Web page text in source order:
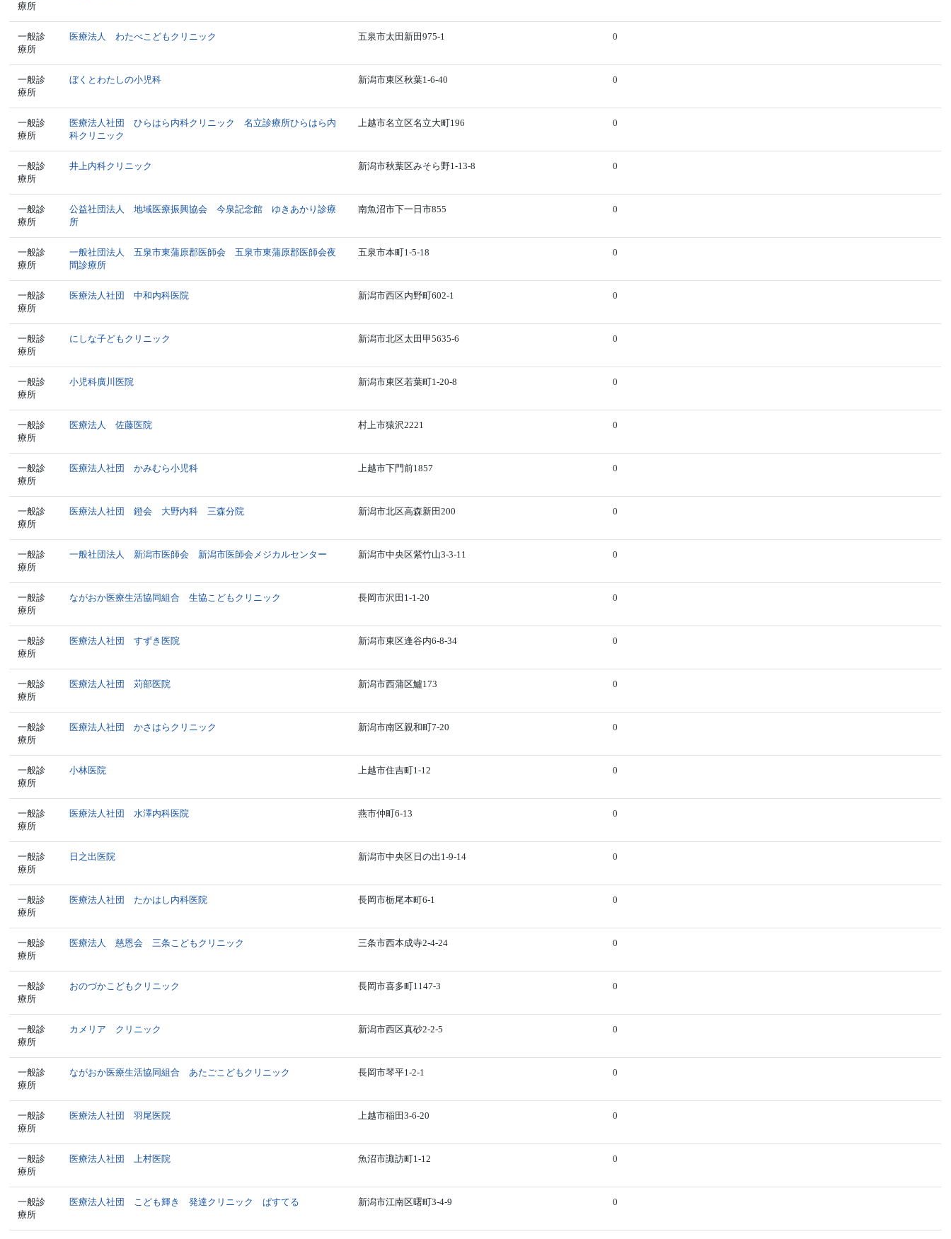
療所
一般診
療所
医療法人 わたべこどもクリニック 五泉市太田新田975-1 0
一般診
療所
ぼくとわたしの小児科 新潟市東区秋葉1-6-40 0
一般診
療所
医療法人社団 ひらはら内科クリニック 名立診療所ひらはら内
科クリニック
上越市名立区名立大町196 0
一般診
療所
井上内科クリニック 新潟市秋葉区みそら野1-13-8 0
一般診
療所
公益社団法人 地域医療振興協会 今泉記念館 ゆきあかり診療
所
南魚沼市下一日市855 0
一般診
療所
一般社団法人 五泉市東蒲原郡医師会 五泉市東蒲原郡医師会夜
間診療所
五泉市本町1-5-18 0
一般診
療所
医療法人社団 中和内科医院 新潟市西区内野町602-1 0
一般診
療所
にしな子どもクリニック 新潟市北区太田甲5635-6 0
一般診
療所
小児科廣川医院 新潟市東区若葉町1-20-8 0
一般診
療所
医療法人 佐藤医院 村上市猿沢2221 0
一般診
療所
医療法人社団 かみむら小児科 上越市下門前1857 0
一般診
療所
医療法人社団 鐙会 大野内科 三森分院 新潟市北区高森新田200 0
一般診
療所
一般社団法人 新潟市医師会 新潟市医師会メジカルセンター 新潟市中央区紫竹山3-3-11 0
一般診
療所
ながおか医療生活協同組合 生協こどもクリニック 長岡市沢田1-1-20 0
一般診
療所
医療法人社団 すずき医院 新潟市東区逢谷内6-8-34 0
一般診
療所
医療法人社団 苅部医院 新潟市西蒲区鱸173 0
一般診
療所
医療法人社団 かさはらクリニック 新潟市南区親和町7-20 0
一般診
療所
小林医院 上越市住吉町1-12 0
一般診
療所
医療法人社団 水澤内科医院 燕市仲町6-13 0
一般診
療所
日之出医院 新潟市中央区日の出1-9-14 0
一般診
療所
医療法人社団 たかはし内科医院 長岡市栃尾本町6-1 0
一般診
療所
医療法人 慈恩会 三条こどもクリニック 三条市西本成寺2-4-24 0
一般診
療所
おのづかこどもクリニック 長岡市喜多町1147-3 0
一般診
療所
カメリア クリニック 新潟市西区真砂2-2-5 0
一般診
療所
ながおか医療生活協同組合 あたごこどもクリニック 長岡市琴平1-2-1 0
一般診
療所
医療法人社団 羽尾医院 上越市稲田3-6-20 0
一般診
療所
医療法人社団 上村医院 魚沼市諏訪町1-12 0
一般診
療所
医療法人社団 こども輝き 発達クリニック ぱすてる 新潟市江南区曙町3-4-9 0